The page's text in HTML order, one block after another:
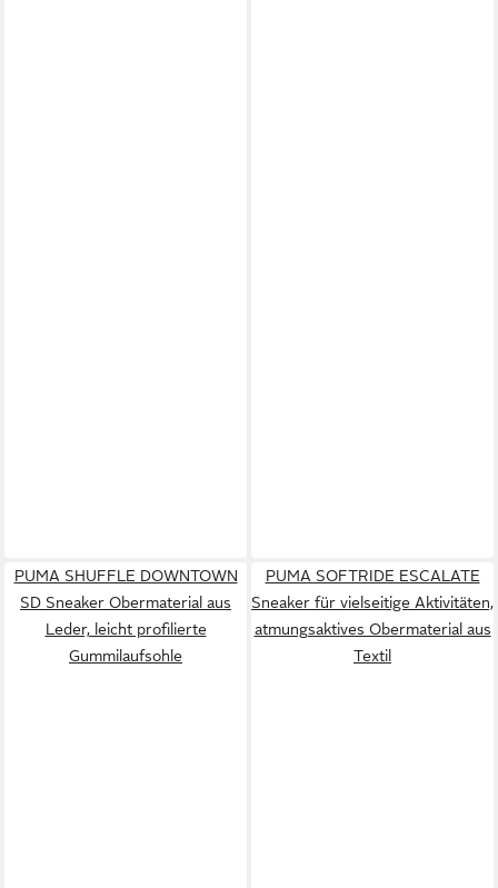
PUMA SHUFFLE DOWNTOWN
SD Sneaker Obermaterial aus
Leder, leicht profilierte
Gummilaufsohle
PUMA SOFTRIDE ESCALATE
Sneaker für vielseitige Aktivitäten,
atmungsaktives Obermaterial aus
Textil